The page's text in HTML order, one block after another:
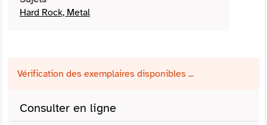
Hard Rock, Metal
Vérification des exemplaires disponibles ...
Consulter en ligne